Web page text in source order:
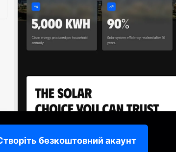
безкоштовний акаунт